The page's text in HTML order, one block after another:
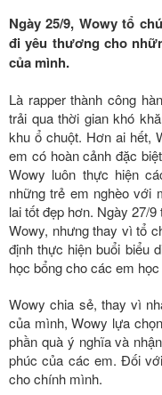
Ngày 25/9, Wowy tổ
đi yêu thương cho
của mình.
Là rapper thành công
trải qua thời gian khó
khu ổ chuột. Hơn ai hết,
em có hoàn cảnh đặc
Wowy luôn thực hiện
những trẻ em nghèo với
lai tốt đẹp hơn. Ngày 27/
Wowy, nhưng thay vì tổ
định thực hiện buổi biểu
học bổng cho các em
Wowy chia sẻ, thay vì
của mình, Wowy lựa
phần quà ý nghĩa và
phúc của các em. Đối
cho chính mình.